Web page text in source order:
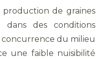
de graines
dans des conditions
du milieu
une faible nuisibilité